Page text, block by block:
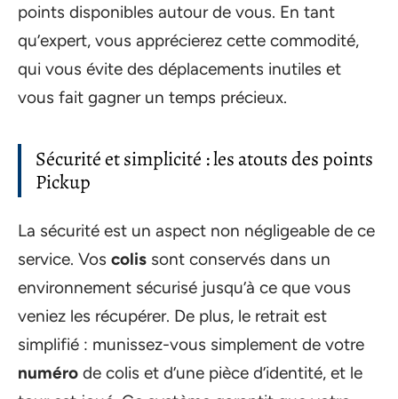
points disponibles autour de vous. En tant
qu’expert, vous apprécierez cette commodité,
qui vous évite des déplacements inutiles et
vous fait gagner un temps précieux.
Sécurité et simplicité : les atouts des points
Pickup
La sécurité est un aspect non négligeable de ce
service. Vos colis sont conservés dans un
environnement sécurisé jusqu’à ce que vous
veniez les récupérer. De plus, le retrait est
simplifié : munissez-vous simplement de votre
numéro de colis et d’une pièce d’identité, et le